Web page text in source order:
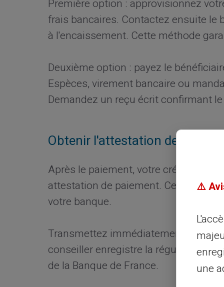
Première option : approvisionnez
frais bancaires. Contactez ensuite le
à l'encaissement. Cette méthode
Deuxième option : payez le
Espèces, virement bancaire ou
Demandez un reçu écrit confirmant
Obtenir l'attestation de
Après le paiement, votre créancier
attestation de paiement. Ce
votre banque.
Transmettez immédiatement cette
conseiller enregistre la
de la Banque de France.
⚠️
une